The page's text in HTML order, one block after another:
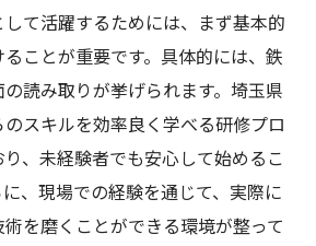
て活躍するためには、まず基本的
ことが重要です。具体的には、鉄
読み取りが挙げられます。埼玉県
スキルを効率良く学べる研修プロ
、未経験者でも安心して始めるこ
、現場での経験を通じて、実際に
を磨くことができる環境が整って